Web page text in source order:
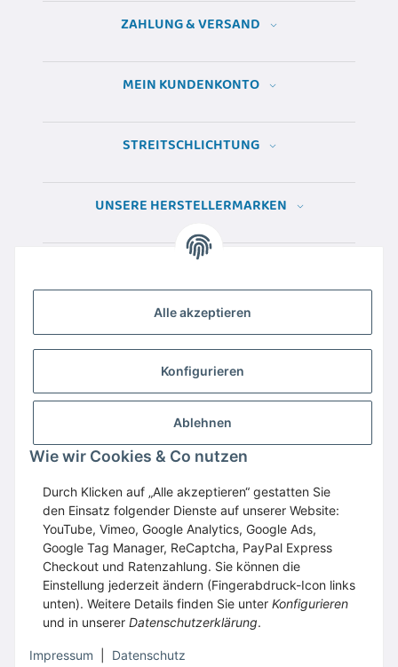
Alle akzeptieren
Konfigurieren
Ablehnen
Wie wir Cookies & Co nutzen
Durch Klicken auf „Alle akzeptieren“ gestatten Sie
den Einsatz folgender Dienste auf unserer Website:
YouTube, Vimeo, Google Analytics, Google Ads,
Google Tag Manager, ReCaptcha, PayPal Express
Checkout und Ratenzahlung. Sie können die
Einstellung jederzeit ändern (Fingerabdruck-Icon links
unten). Weitere Details finden Sie unter Konfigurieren
und in unserer Datenschutzerklärung.
Impressum Datenschutz
ZAHLUNG & VERSAND
MEIN KUNDENKONTO
STREITSCHLICHTUNG
UNSERE HERSTELLERMARKEN
Wir empfehlen Domaintechnik.at
GESETZLICHE INFORMATIONEN
Vertrag widerrufen
* Alle Preise inkl. gesetzlicher USt., zzgl.